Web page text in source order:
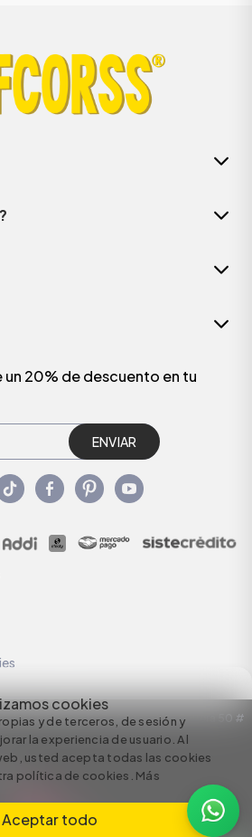
cookies
y de terceros, de sesión y
la experiencia de usuario. Al
usted acepta todas las cookies
política de cookies. Más
Aceptar todo
20% de descuento en tu
ENVIAR
S.A. NIT: 890924167-6 Dirección: Carrera 50 #
by